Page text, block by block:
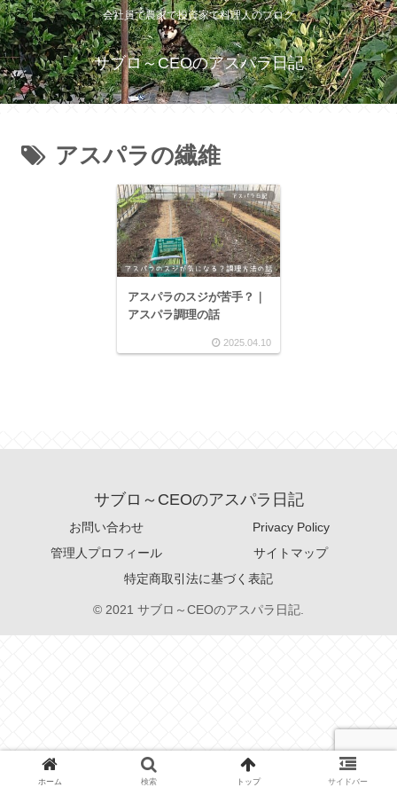
会社員で農家で投資家で料理人のブログ
サブロ～CEOのアスパラ日記
アスパラの繊維
アスパラのスジが苦手？｜
アスパラ調理の話
2025.04.10
サブロ～CEOのアスパラ日記
お問い合わせ
Privacy Policy
管理人プロフィール
サイトマップ
特定商取引法に基づく表記
© 2021 サブロ～CEOのアスパラ日記.
ホーム 検索 トップ サイドバー